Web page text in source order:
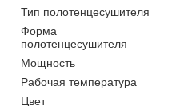
Тип полотенцесушителя
Форма
полотенцесушителя
Мощность
Рабочая температура
Цвет